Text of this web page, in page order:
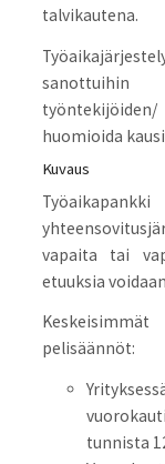
talvikautena.
huomioida
Kuvaus
vapaita tai
etuuksia
pelisäännöt:
tunnista